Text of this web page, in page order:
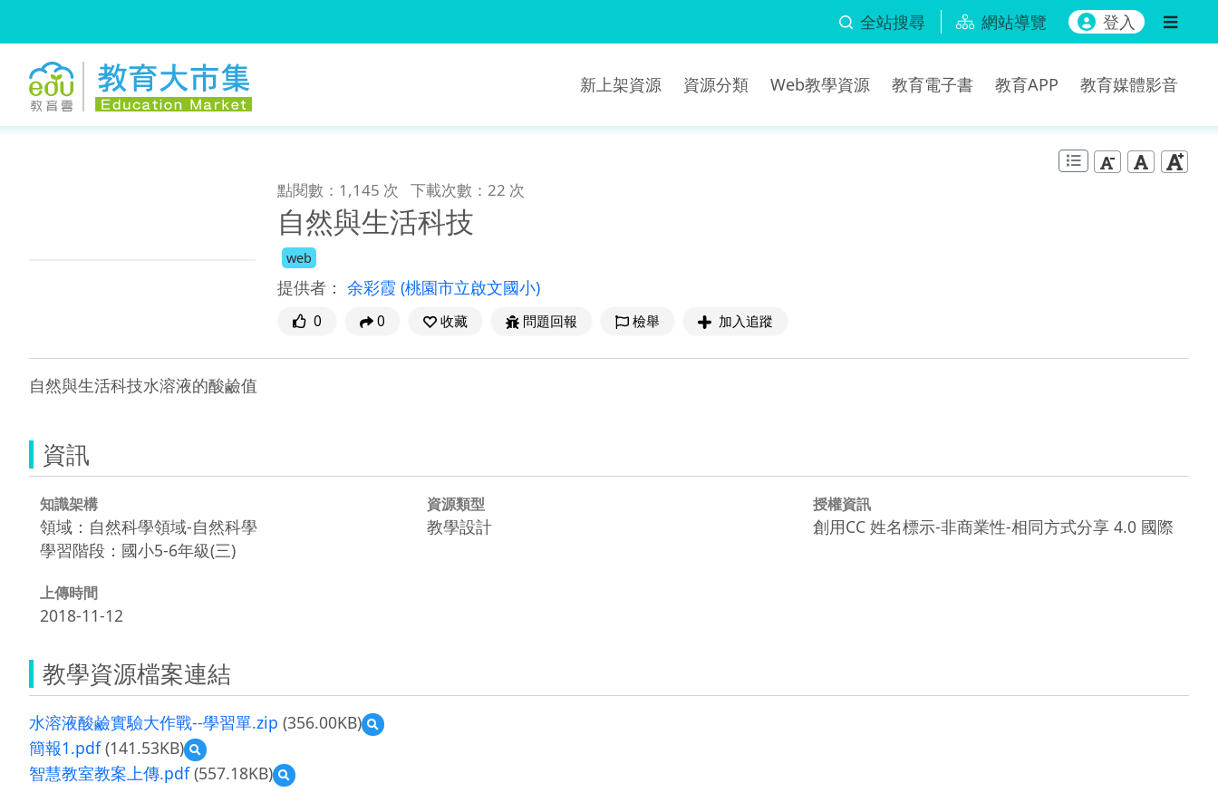
全站搜尋 網站導覽 登入
新上架資源 資源分類 Web教學資源 教育電子書 教育APP 教育媒體影音
點閱數：1,145 次 下載次數：22 次
自然與生活科技
web
提供者： 余彩霞 (桃園市立啟文國小)
0 0 收藏 問題回報 檢舉 加入追蹤
自然與生活科技水溶液的酸鹼值
資訊
知識架構
領域：自然科學領域-自然科學
學習階段：國小5-6年級(三)
資源類型
教學設計
授權資訊
創用CC 姓名標示-非商業性-相同方式分享 4.0 國際
上傳時間
2018-11-12
教學資源檔案連結
水溶液酸鹼實驗大作戰--學習單.zip (356.00KB)
預
覽
簡報1.pdf(141.53KB)
預
覽
簡
智慧教室教案上傳.pdf(557.18KB)
預
覽